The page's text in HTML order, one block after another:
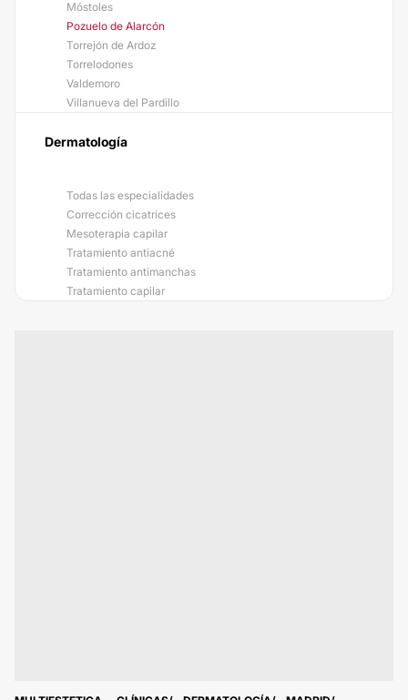
Móstoles
Pozuelo de Alarcón
Torrejón de Ardoz
Torrelodones
Valdemoro
Villanueva del Pardillo
Dermatología
Todas las especialidades
Corrección cicatrices
Mesoterapia capilar
Tratamiento antiacné
Tratamiento antimanchas
Tratamiento capilar